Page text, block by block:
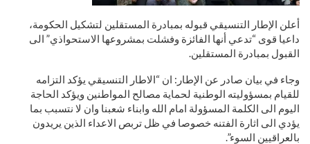
أعلن الإطار التنسيقي قبوله بمبادرة المستقلين لتشكيل الحكومة،
داعيا قوى “تدعي أنها الفائزة وفشلت بمشروعها الاستحواذي” الى
القبول بمبادرة المستقلين.
وجاء في بيان صادر عن الإطار: ان “الاطار التنسيقي يؤكد التزامه
للقيام بمسؤوليته الوطنية لحماية مصالح المواطنين ويؤكد الحاجة
اليوم الى الكلمة المسؤولة امام الله وابناء شعبنا وان لا نتسبب بما
يؤدي الى اثارة الفتنه خصوصا في ظل تربص الاعداء الذين يريدون
بالعراقيين السوء”.